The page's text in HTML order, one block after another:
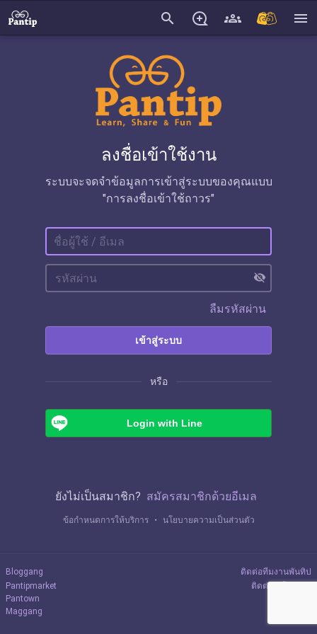
search menu
ลงชื่อเข้าใช้งาน
ระบบจะจดจำข้อมูลการเข้าสู่ระบบของคุณแบบ
"การลงชื่อเข้าใช้ถาวร"
visibility_off
ลืมรหัสผ่าน
เข้าสู่ระบบ
หรือ
Login with Line
ยังไม่เป็นสมาชิก? สมัครสมาชิกด้วยอีเมล
ข้อกำหนดการให้บริการ ・ นโยบายความเป็นส่วนตัว
Bloggang
Pantipmarket
Pantown
Maggang
ติดต่อทีมงานพันทิป
ติดต่อลงโฆษณา